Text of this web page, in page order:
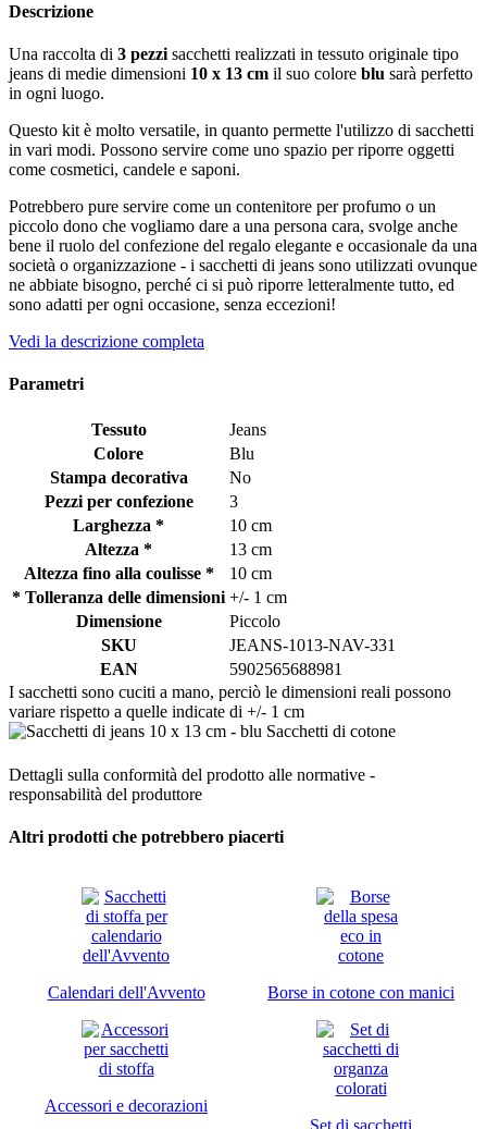
Descrizione
Una raccolta di 3 pezzi sacchetti realizzati in tessuto originale tipo
jeans di medie dimensioni 10 x 13 cm il suo colore blu sarà perfetto
in ogni luogo.
Questo kit è molto versatile, in quanto permette l'utilizzo di sacchetti
in vari modi. Possono servire come uno spazio per riporre oggetti
come cosmetici, candele e saponi.
Potrebbero pure servire come un contenitore per profumo o un
piccolo dono che vogliamo dare a una persona cara, svolge anche
bene il ruolo del confezione del regalo elegante e occasionale da una
società o organizzazione - i sacchetti di jeans sono utilizzati ovunque
ne abbiate bisogno, perché ci si può riporre letteralmente tutto, ed
sono adatti per ogni occasione, senza eccezioni!
Vedi la descrizione completa
Parametri
Tessuto
Jeans
Colore
Blu
Stampa decorativa
No
Pezzi per confezione
3
Larghezza *
10 cm
Altezza *
13 cm
Altezza fino alla coulisse *
10 cm
* Tolleranza delle dimensioni +/- 1 cm
Dimensione
Piccolo
SKU
JEANS-1013-NAV-331
EAN
5902565688981
I sacchetti sono cuciti a mano, perciò le dimensioni reali possono
variare rispetto a quelle indicate di +/- 1 cm
Dettagli sulla conformità del prodotto alle normative -
responsabilità del produttore
Altri prodotti che potrebbero piacerti
Calendari dell'Avvento Borse in cotone con manici
Accessori e decorazioni
Set di sacchetti